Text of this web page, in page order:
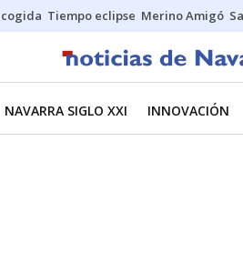
Tiempo eclipse Merino Amigó
NAVARRA SIGLO XXI INNOVACIÓN